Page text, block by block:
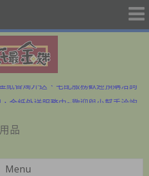
金紙外送服務中~歡迎與小幫手洽詢
品
Menu